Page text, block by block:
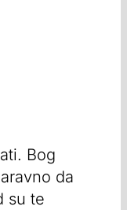
Bog
da
su te